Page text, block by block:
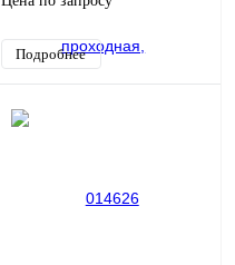
Подробнее